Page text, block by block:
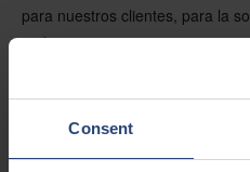
Consent
para nuestros clientes, para la
ambiente.
Con más de 75 años de
competencia y presencia en